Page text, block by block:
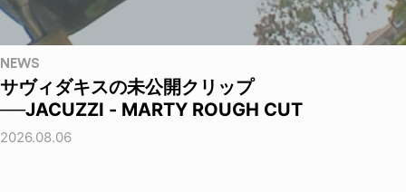
NEWS
サヴィダキスの未公開クリップ
──JACUZZI - MARTY ROUGH CUT
2026.08.06